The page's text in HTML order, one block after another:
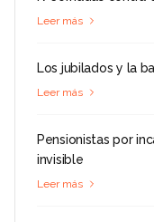
Leer más
Los jubilados y la
Leer más
Pensionistas por
invisible
Leer más